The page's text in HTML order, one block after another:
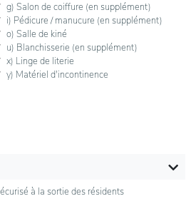
g) Salon de coiffure (en supplément)
i) Pédicure / manucure (en supplément)
o) Salle de kiné
u) Blanchisserie (en supplément)
x) Linge de literie
y) Matériel d'incontinence
à la sortie des résidents